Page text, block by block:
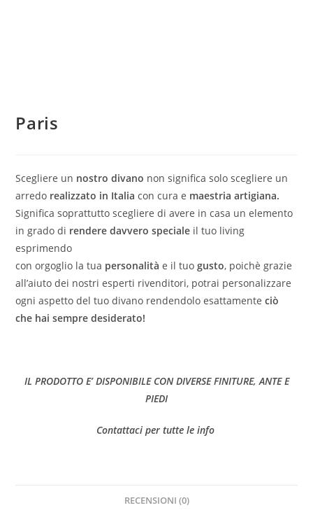
Paris
Scegliere un nostro divano non significa solo scegliere un
arredo realizzato in Italia con cura e maestria artigiana.
Significa soprattutto scegliere di avere in casa un elemento
in grado di rendere davvero speciale il tuo living
esprimendo
con orgoglio la tua personalità e il tuogusto, poichè grazie
all’aiuto dei nostri esperti rivenditori, potrai personalizzare
ogni aspetto del tuo divano rendendolo esattamenteciò
che hai sempre desiderato!
IL PRODOTTO E’ DISPONIBILE CON DIVERSE FINITURE, ANTE E
PIEDI
Contattaci per tutte le info
RECENSIONI (0)